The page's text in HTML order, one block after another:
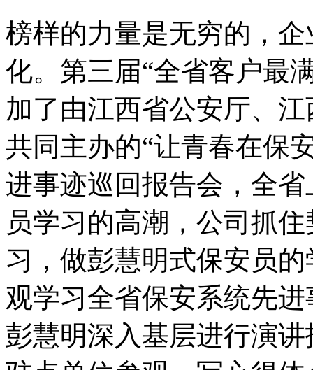
榜样的力量是无穷的，
化。第三届“全省客户最
加了由江西省公安厅、
共同主办的“让青春在保
进事迹巡回报告会，全
员学习的高潮，公司抓
习，做彭慧明式保安员
观学习全省保安系统先
彭慧明深入基层进行演